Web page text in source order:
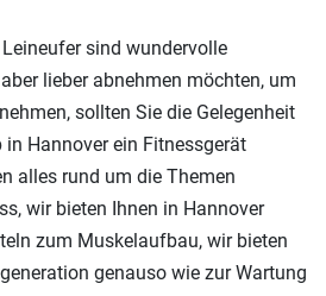
sind wundervolle
lieber abnehmen möchten, um
sollten Sie die Gelegenheit
Hannover ein Fitnessgerät
alles rund um die Themen
wir bieten Ihnen in Hannover
zum Muskelaufbau, wir bieten
genauso wie zur Wartung